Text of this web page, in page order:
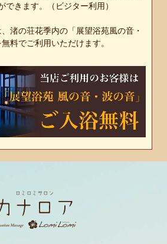
できます。（ビジター利用）
渚の荘花季内の「展望浴苑風の音・
料でご利用いただけます。